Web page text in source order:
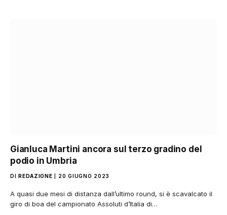
Gianluca Martini ancora sul terzo gradino del
podio in Umbria
DI REDAZIONE 20 GIUGNO 2023
A quasi due mesi di distanza dall’ultimo round, si è scavalcato il
giro di boa del campionato Assoluti d’Italia di…